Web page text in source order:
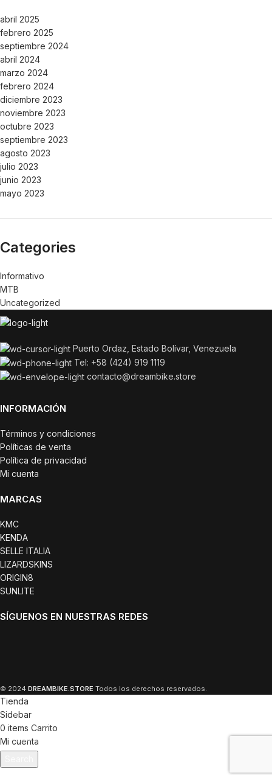
abril 2025
febrero 2025
septiembre 2024
abril 2024
marzo 2024
febrero 2024
diciembre 2023
noviembre 2023
octubre 2023
septiembre 2023
agosto 2023
julio 2023
junio 2023
mayo 2023
Categories
Informativo
MTB
Uncategorized
Puerto Ordaz, Estado Bolívar, Venezuela
Tel: +58 (424) 919 1119
contacto@dreambike.store
INFORMACIÓN
Términos y condiciones
Políticas de venta
Política de privacidad
Mi cuenta
MARCAS
KMC
KENDA
SELLE ITALIA
LIZARDSKINS
ORIGIN8
SUNLITE
SÍGUENOS EN NUESTRAS REDES
© 2024 DREAMBIKE.STORE Todos los derechos reservados.
Tienda
Sidebar
0 items Carrito
Mi cuenta